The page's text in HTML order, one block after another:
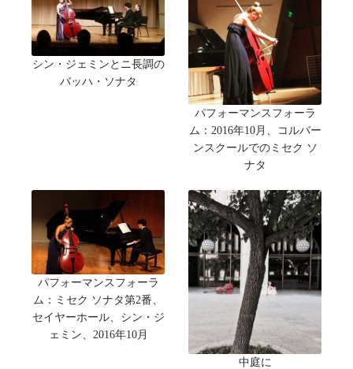
シン・ジェミンとニ長調の
バッハ・ソナタ
パフォーマンスフォーラ
ム：2016年10月、コルバー
ンスクールでのミセク ソ
ナタ
パフォーマンスフォーラ
ム：ミセク ソナタ第2番、
セイヤーホール、シン・ジ
ェミン、2016年10月
中庭に